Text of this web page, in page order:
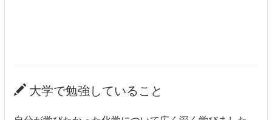
大学で勉強していること